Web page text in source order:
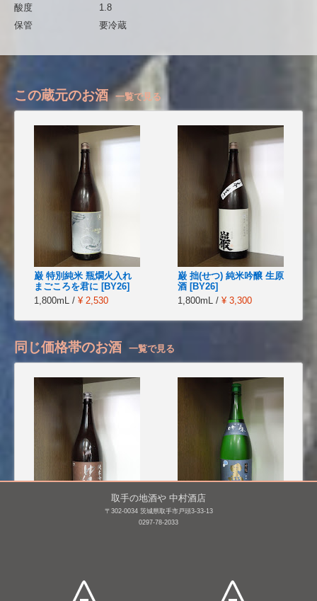
酸度
1.8
保管
要冷蔵
この蔵元のお酒 一覧で見る
巌 特別純米 瓶燗火入れ
まごころを君に [BY26]
1,800mL / ¥ 2,530
巌 拙(せつ) 純米吟醸 生原
酒 [BY26]
1,800mL / ¥ 3,300
同じ価格帯のお酒 一覧で見る
黒龍 特撰吟醸
取手の地酒や 中村酒店
〒302-0034 茨城県取手市戸頭3-33-13
0297-78-2033